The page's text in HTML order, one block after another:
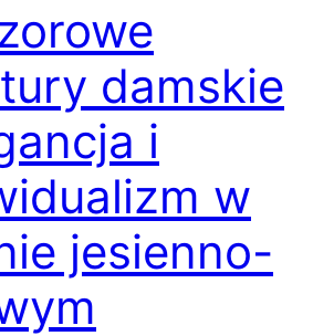
damskie
i
w
jesienno-